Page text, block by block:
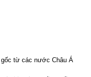
gốc từ các nước Châu Á